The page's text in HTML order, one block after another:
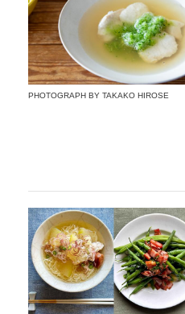
PHOTOGRAPH BY TAKAKO HIROSE